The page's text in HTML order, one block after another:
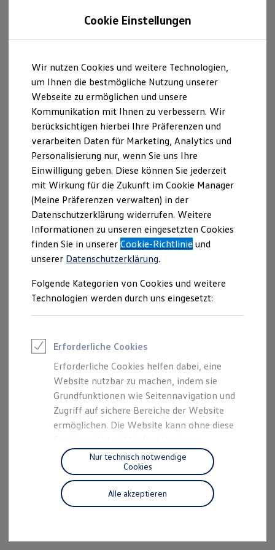
Hauptinhalt
springen
Footer
springen
Auf folgenden Links gelangen Sie zum
aktuell verfügbaren Modellen vonVolkswagen
Feinkost Käfer
Cookie Einstellungen
Wir nutzen Cookies und weitere Technologien,
um Ihnen die bestmögliche Nutzung unserer
Webseite zu ermöglichen und unsere
Kommunikation mit Ihnen zu verbessern. Wir
berücksichtigen hierbei Ihre Präferenzen und
verarbeiten Daten für Marketing, Analytics und
Personalisierung nur, wenn Sie uns Ihre
Einwilligung geben. Diese können Sie jederzeit
mit Wirkung für die Zukunft im Cookie Manager
(Meine Präferenzen verwalten) in der
Datenschutzerklärung widerrufen. Weitere
Informationen zu unseren eingesetzten Cookies
finden Sie in unsererCookie-Richtlinie und
unserer Datenschutzerklärung.
Folgende Kategorien von Cookies und weitere
Technologien werden durch uns eingesetzt:
Erforderliche Cookies
Erforderliche Cookies helfen dabei, eine
Website nutzbar zu machen, indem sie
Grundfunktionen wie Seitennavigation und
Zugriff auf sichere Bereiche der Website
ermöglichen. Die Website kann ohne diese
Analytics und Personalisierung
Diese Cookies sammeln Informationen über
Ihre Websitenutzung (beispielsweise
Alle akzeptieren
Nur technisch notwendige
Cookies